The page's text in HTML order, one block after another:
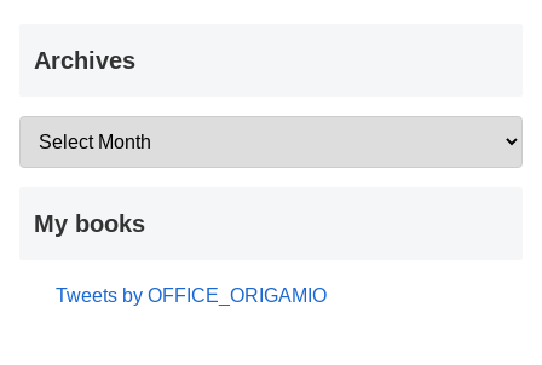
Archives
My books
Tweets by OFFICE_ORIGAMIO